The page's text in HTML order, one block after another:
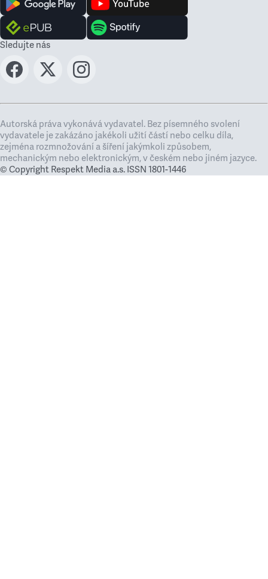
Sledujte nás
Autorská práva vykonává vydavatel. Bez písemného svolení
vydavatele je zakázáno jakékoli užití částí nebo celku díla,
zejména rozmnožování a šíření jakýmkoli způsobem,
mechanickým nebo elektronickým, v českém nebo jiném jazyce.
© Copyright Respekt Media a.s. ISSN 1801-1446